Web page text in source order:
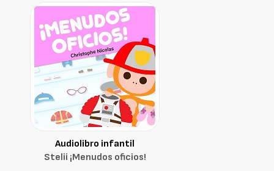
Audiolibro infantil
Stelii ¡Menudos oficios!